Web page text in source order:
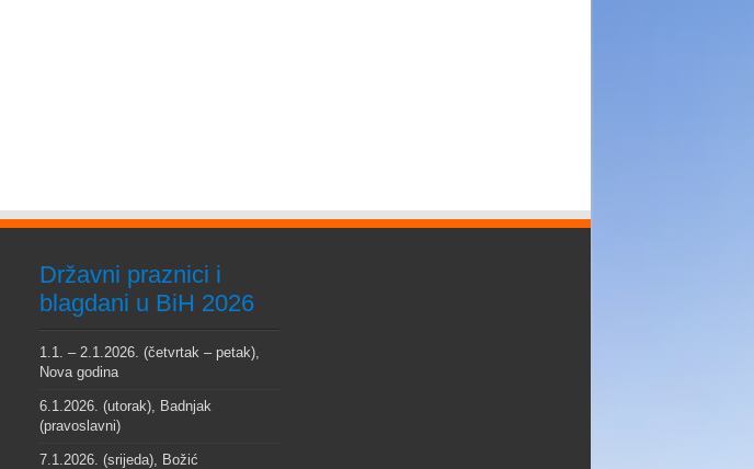
Državni praznici i
blagdani u BiH 2026
1.1. – 2.1.2026. (četvrtak – petak),
Nova godina
6.1.2026. (utorak), Badnjak
(pravoslavni)
7.1.2026. (srijeda), Božić